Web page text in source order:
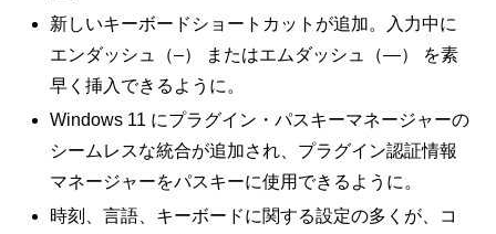
新しいキーボードショートカットが追加。入力中に
エンダッシュ（–） またはエムダッシュ（—） を素
早く挿入できるように。
Windows 11 にプラグイン・パスキーマネージャーの
シームレスな統合が追加され、プラグイン認証情報
マネージャーをパスキーに使用できるように。
時刻、言語、キーボードに関する設定の多くが、コ